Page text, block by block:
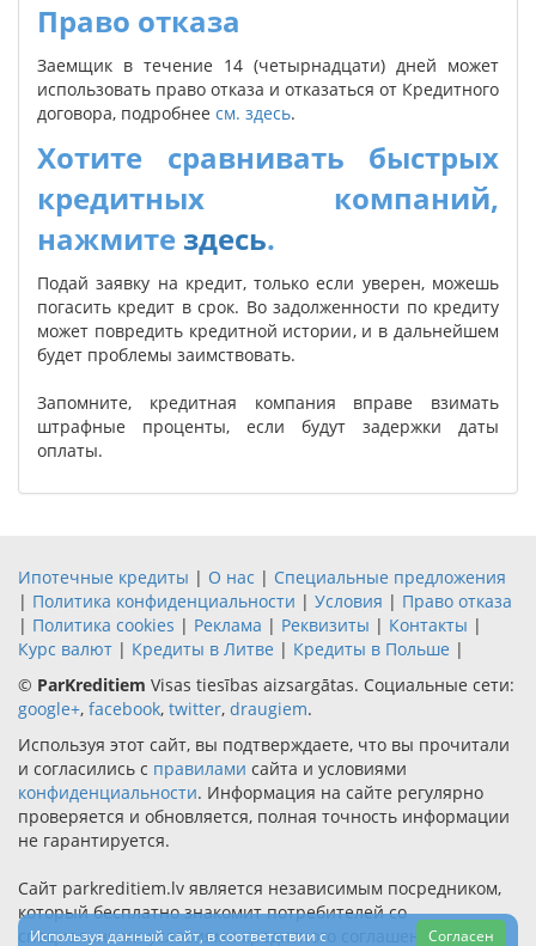
Право отказа
Заемщик в течение 14 (четырнадцати) дней может
использовать право отказа и отказаться от Кредитного
договора, подробнее см. здесь.
Хотите сравнивать быстрых
кредитных компаний,
нажмите здесь.
Подай заявку на кредит, только если уверен, можешь
погасить кредит в срок. Во задолженности по кредиту
может повредить кредитной истории, и в дальнейшем
будет проблемы заимствовать.
Запомните, кредитная компания вправе взимать
штрафные проценты, если будут задержки даты
оплаты.
Ипотечные кредиты | О нас | Специальные предложения
| Политика конфиденциальности | Условия | Право отказа
| Политика cookies | Реклама | Реквизиты | Контакты |
Курс валют | Кредиты в Литве | Кредиты в Польше |
© ParKreditiem Visas tiesības aizsargātas. Социальные сети:
google+, facebook, twitter, draugiem.
Используя этот сайт, вы подтверждаете, что вы прочитали
и согласились с правилами сайта и условиями
конфиденциальности. Информация на сайте регулярно
проверяется и обновляется, полная точность информации
не гарантируется.
Сайт parkreditiem.lv является независимым посредником,
который бесплатно знакомит потребителей со
специальными условиями кредитного соглашения
Используя данный сайт, в соответствии с Согласен